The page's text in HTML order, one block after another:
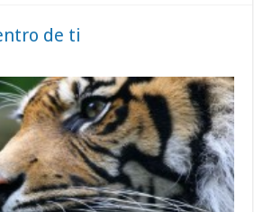
de ti